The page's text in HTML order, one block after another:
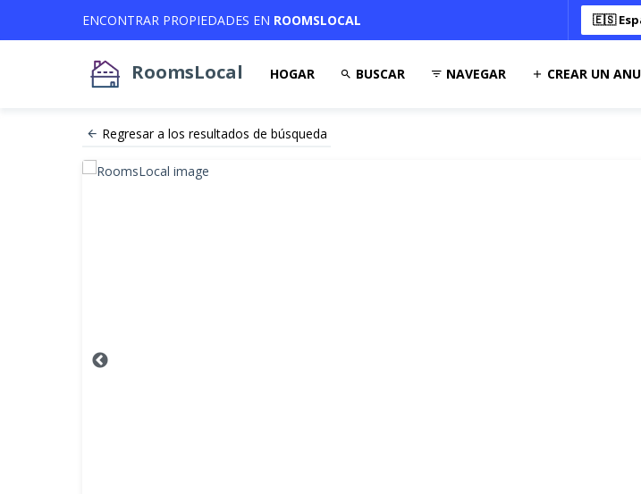
ENCONTRAR PROPIEDADES EN ROOMSLOCAL 🇪🇸
RoomsLocal HOGAR BUSCAR NAVEGAR CREAR UN
Regresar a los resultados de búsqueda